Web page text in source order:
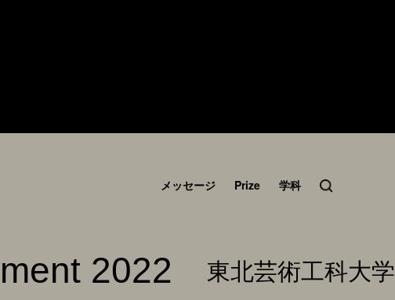
メッセージ Prize 学科
2022 東北芸術工科大学